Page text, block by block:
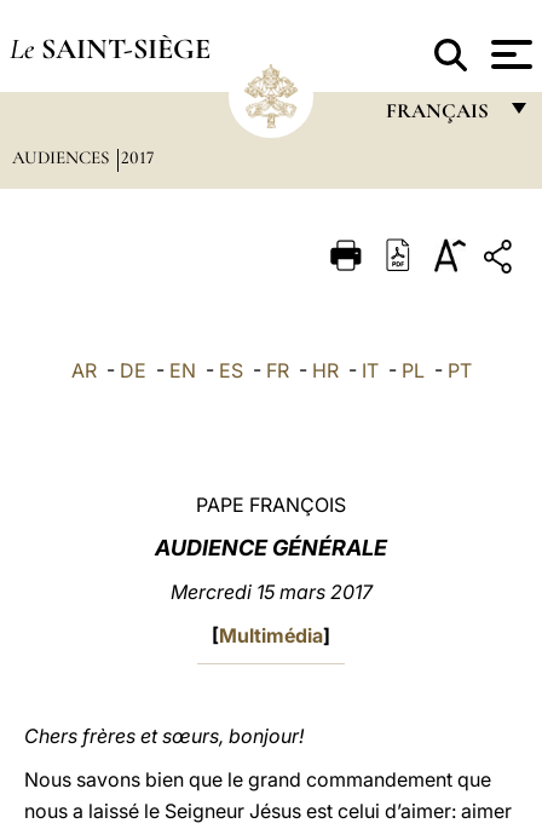
Le SAINT-SIÈGE
FRANÇAIS
ITALIANO
中文
AUDIENCES 2017
AR- DE - EN - ES- FR- HR- IT- PL- PT
PAPE FRANÇOIS
AUDIENCE GÉNÉRALE
Mercredi 15 mars 2017
[Multimédia]
Chers frères et sœurs, bonjour!
Nous savons bien que le grand commandement que
nous a laissé le Seigneur Jésus est celui d’aimer: aimer